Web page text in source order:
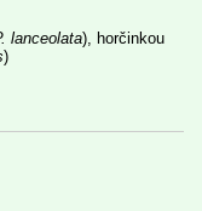
lanceolata), horčinkou
)